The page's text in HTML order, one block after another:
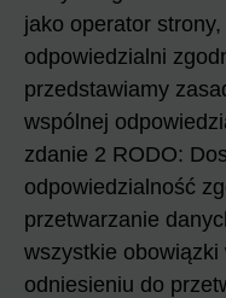
jako operator
odpowiedzialni
przedstawiamy
wspólnej
zdanie 2 RODO:
odpowiedzialność
przetwarzanie
wszystkie
odniesieniu do